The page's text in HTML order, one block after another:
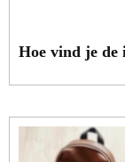
Hoe vind je de